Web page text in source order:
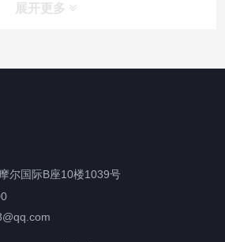
展开更多
尔国际B座10楼1039号